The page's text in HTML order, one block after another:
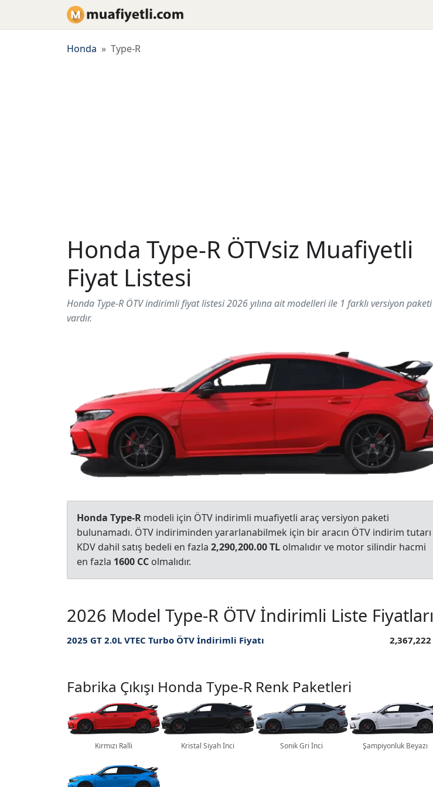
Honda Type-R
Honda Type-R ÖTVsiz Muafiyetli
Fiyat Listesi
Honda Type-R ÖTV indirimli fiyat listesi 2026 yılına ait modelleri ile 1 farklı versiyon paketi
vardır.
Honda Type-R modeli için ÖTV indirimli muafiyetli araç versiyon paketi
bulunamadı. ÖTV indiriminden yararlanabilmek için bir aracın ÖTV indirim tutarı
KDV dahil satış bedeli en fazla 2,290,200.00 TL olmalıdır ve motor silindir hacmi
en fazla 1600 CC olmalıdır.
2026 Model Type-R ÖTV İndirimli Liste Fiyatları
2025 GT 2.0L VTEC Turbo ÖTV İndirimli Fiyatı 2,367,222
Fabrika Çıkışı Honda Type-R Renk Paketleri
Kırmızı Ralli Kristal Siyah İnci Sonik Gri İnci Şampiyonluk Beyazı